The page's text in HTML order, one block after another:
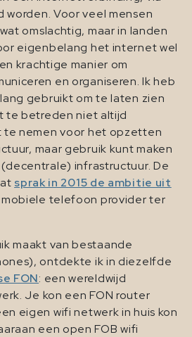
Voor veel mensen
omslachtig, maar in landen
eigenbelang het internet wel
krachtige manier om
en organiseren. Ik heb
gebruikt om te laten zien
te betreden niet altijd
te nemen voor het opzetten
maar gebruik kunt maken
infrastructuur. De
sprak in 2015 de ambitie uit
telefoon provider ter
maakt van bestaande
ontdekte ik in diezelfde
FON: een wereldwijd
Je kon een FON router
eigen wifi netwerk in huis kon
een open FOB wifi